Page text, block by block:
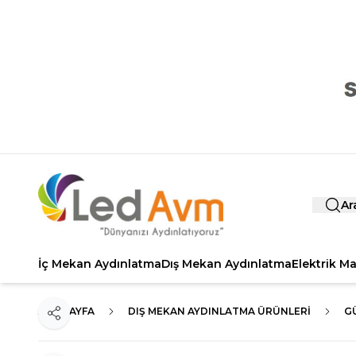
İç Mekan AydınlatmaDış Mekan AydınlatmaElektrik
ANA SAYFA DIŞ MEKAN AYDINLATMA ÜRÜNLERI
Paylaş